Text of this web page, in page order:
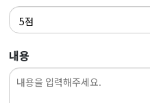
저
가
예
내용